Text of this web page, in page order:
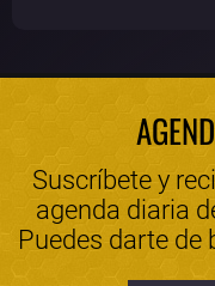
Suscríbete y
agenda diaria
Puedes darte